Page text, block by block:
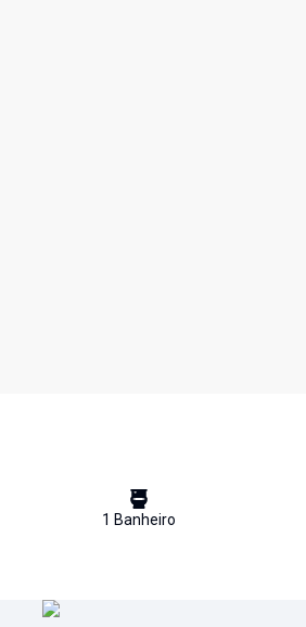
1 Banheiro